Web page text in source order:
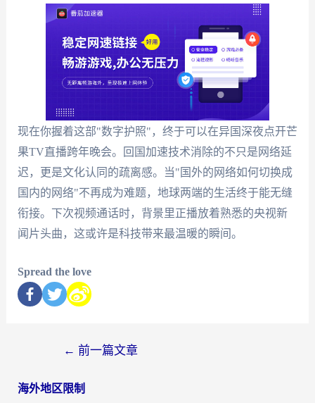
现在你握着这部"数字护照"，终于可以在异国深夜点开芒
果TV直播跨年晚会。回国加速技术消除的不只是网络延
迟，更是文化认同的疏离感。当"国外的网络如何切换成
国内的网络"不再成为难题，地球两端的生活终于能无缝
衔接。下次视频通话时，背景里正播放着熟悉的央视新
闻片头曲，这或许是科技带来最温暖的瞬间。
Spread the love
← 前一篇文章
海外地区限制